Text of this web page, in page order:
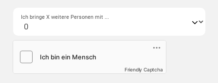
Ich bringe X weitere Personen mit ...
Friendly Captcha